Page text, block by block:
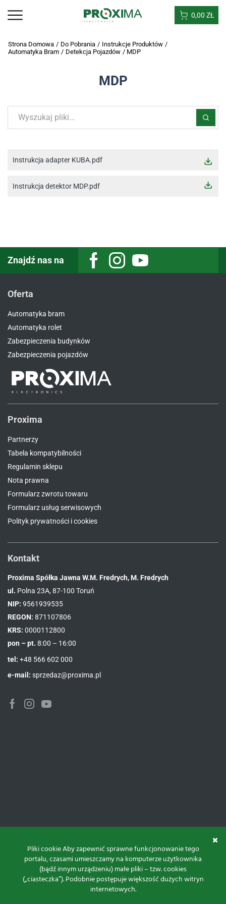
0,00 ZŁ
Strona Domowa / Do Pobrania / Instrukcje Produktów /
Automatyka Bram / Detekcja Pojazdów / MDP
MDP
Instrukcja adapter KUBA.pdf
Instrukcja detektor MDP.pdf
Znajdź nas na FacebookInstagramYoutube
Oferta
Automatyka bram
Automatyka rolet
Zabezpieczenia budynków
Zabezpieczenia pojazdów
Proxima
Partnerzy
Tabela kompatybilności
Regulamin sklepu
Nota prawna
Formularz zwrotu towaru
Formularz usług serwisowych
Polityk prywatności i cookies
Kontakt
Proxima Spółka Jawna W.M. Fredrych, M. Fredrych
ul. Polna 23A, 87-100 Toruń
NIP: 9561939535
REGON: 871107806
KRS: 0000112800
pon – pt. 8:00 – 16:00
tel: +48 566 602 000
e-mail: sprzedaz@proxima.pl
FacebookInstagramYoutube
Pliki cookie Aby zapewnić sprawne funkcjonowanie tego
portalu, czasami umieszczamy na komputerze użytkownika
(bądź innym urządzeniu) małe pliki – tzw. cookies
(„ciasteczka”). Podobnie postępuje większość dużych witryn
internetowych.